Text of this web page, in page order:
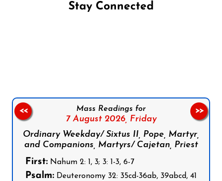
Stay Connected
Mass Readings for
7 August 2026, Friday
Ordinary Weekday/ Sixtus II, Pope, Martyr,
and Companions, Martyrs/ Cajetan, Priest
First: Nahum 2: 1, 3; 3: 1-3, 6-7
Psalm: Deuteronomy 32: 35cd-36ab, 39abcd, 41
<< >>